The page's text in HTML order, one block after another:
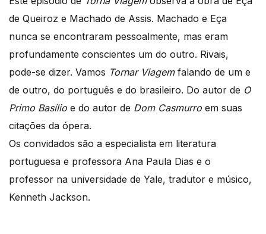
de Queiroz e Machado de Assis. Machado e Eça
nunca se encontraram pessoalmente, mas eram
profundamente conscientes um do outro. Rivais,
pode-se dizer. Vamos Tornar Viagemfalando de um e
de outro, do português e do brasileiro. Do autor de O
Primo Basílio e do autor de Dom Casmurro em suas
citações da ópera.
Os convidados são a especialista em literatura
portuguesa e professora Ana Paula Dias e o
professor na universidade de Yale, tradutor e músico,
Kenneth Jackson.